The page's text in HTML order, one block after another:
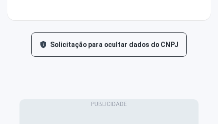
Solicitação para ocultar dados do CNPJ